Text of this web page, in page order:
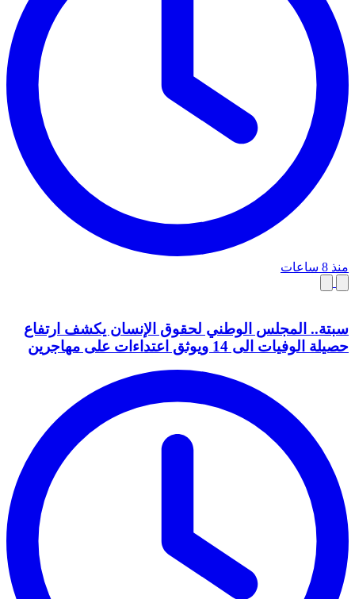
منذ 8 ساعات
سبتة.. المجلس الوطني لحقوق الإنسان يكشف ارتفاع
حصيلة الوفيات الى 14 ويوثق اعتداءات على مهاجرين